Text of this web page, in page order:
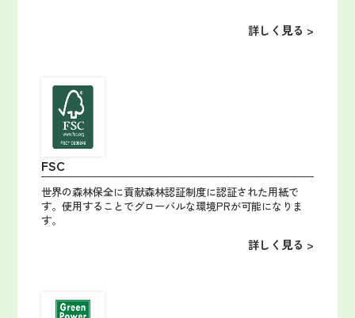
詳しく見る >
FSC
世界の森林保全に貢献森林認証制度に認証された用紙で
す。使用することでグローバルな環境PRが可能になりま
す。
詳しく見る >